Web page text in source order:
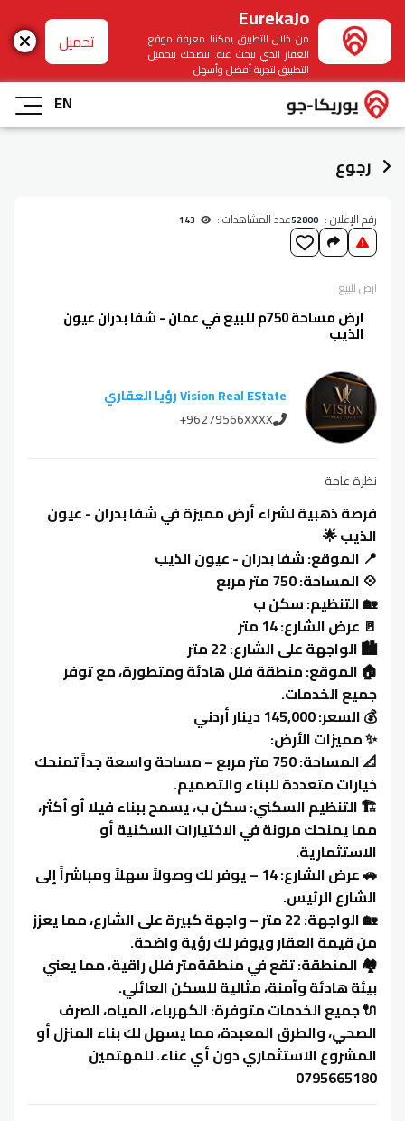
EurekaJo
من خلال التطبيق يمكننا معرفة موقع
العقار الذي تبحث عنه. ننصحك بتحميل
التطبيق لتجربة أفضل وأسهل
تحميل
EN
رجوع
رقم الإعلان : 52800عدد المشاهدات :
ارضللبيع
ارض مساحة 750م للبيع في عمان - شفا بدران عيون
الذيب
Vision Real EState رؤيا العقاري
+96279566XXXX
نظرة عامة
فرصة ذهبية لشراء أرض مميزة في شفا بدران - عيون
الذيب 🌟
📍 الموقع: شفا بدران - عيون الذيب
💠 المساحة: 750 متر مربع
🏡 التنظيم: سكن ب
🚪 عرض الشارع: 14 متر
🏙️ الواجهة على الشارع: 22 متر
🏠 الموقع: منطقة فلل هادئة ومتطورة، مع توفر
جميع الخدمات.
💰 السعر: 145,000 دينار أردني
✨ مميزات الأرض:
📐 المساحة: 750 متر مربع – مساحة واسعة جداً تمنحك
خيارات متعددة للبناء والتصميم.
🏗️ التنظيم السكني: سكن ب، يسمح ببناء فيلا أو أكثر،
مما يمنحك مرونة في الاختيارات السكنية أو
الاستثمارية.
🚗 عرض الشارع: 14 – يوفر لك وصولاً سهلاً ومباشراً إلى
الشارع الرئيس.
🏡 الواجهة: 22 متر – واجهة كبيرة على الشارع، مما يعزز
من قيمة العقار ويوفر لك رؤية واضحة.
🏘️ المنطقة: تقع في منطقةمتر فلل راقية، مما يعني
بيئة هادئة وآمنة، مثالية للسكن العائلي.
🔌 جميع الخدمات متوفرة: الكهرباء، المياه، الصرف
الصحي، والطرق المعبدة، مما يسهل لك بناء المنزل أو
المشروع الاستثماري دون أي عناء. للمهتمين
0795665180